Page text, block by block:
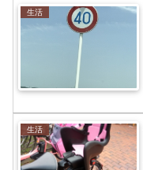
生活
生活